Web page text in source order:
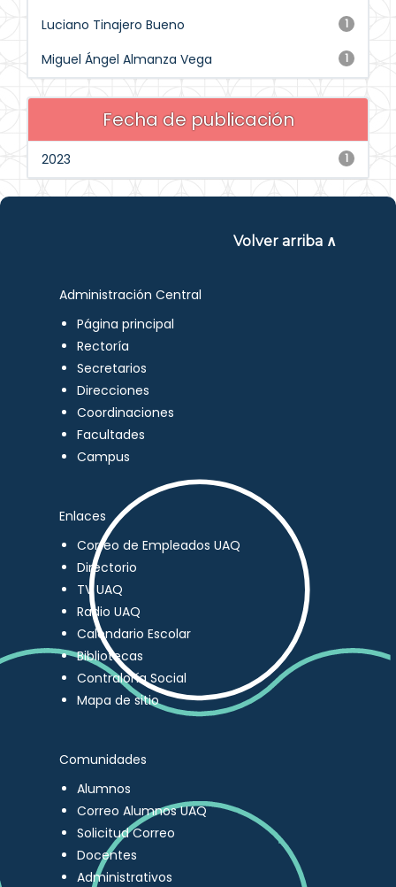
1
Luciano Tinajero Bueno
1
Miguel Ángel Almanza Vega
Fecha de publicación
1
2023
Volver arriba ∧
Administración Central
Página principal
Rectoría
Secretarios
Direcciones
Coordinaciones
Facultades
Campus
Enlaces
Correo de Empleados UAQ
Directorio
TV UAQ
Radio UAQ
Calendario Escolar
Bibliotecas
Contraloría Social
Mapa de sitio
Comunidades
Alumnos
Correo Alumnos UAQ
Solicitud Correo
Docentes
Administrativos